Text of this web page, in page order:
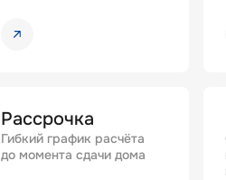
Рассрочка
Гибкий график расчёта
до момента сдачи дома